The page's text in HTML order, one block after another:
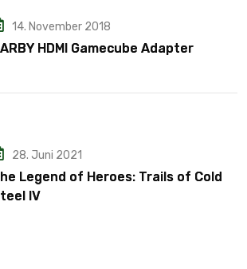
14. November 2018
HDMI Gamecube Adapter
28. Juni 2021
Legend of Heroes: Trails of Cold
IV